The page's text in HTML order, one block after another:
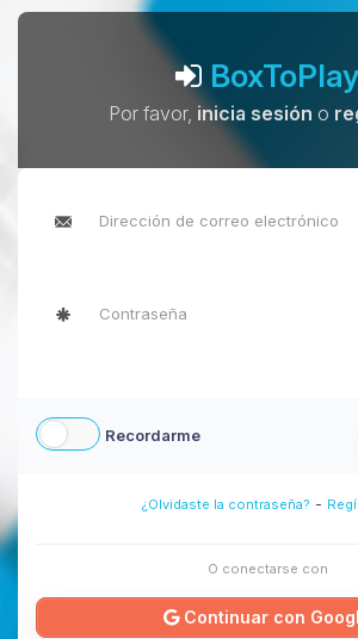
BoxToPlay
Por favor, inicia sesión o
Recordarme
¿Olvidaste la contraseña? -
O conectarse con
Continuar con